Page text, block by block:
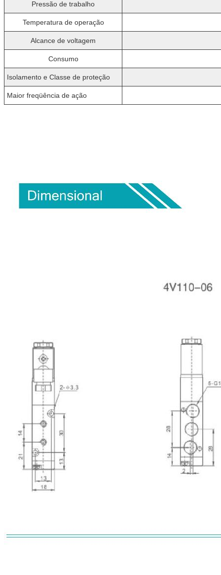
Pressão de trabalho
Temperatura de operação
Alcance de voltagem
Consumo
Isolamento e Classe de proteção
Maior freqüência de ação